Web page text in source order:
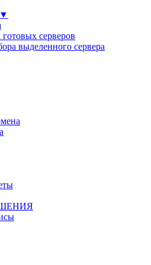
▼
серверов
выделенного сервера